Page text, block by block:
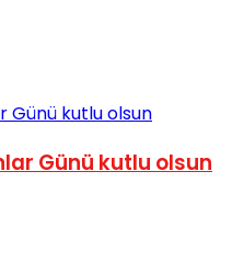
Günü kutlu olsun